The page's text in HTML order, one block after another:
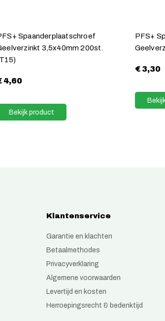
Spaanderplaatschroef
3,5x40mm 200st.
4,60
Bekijk product
PFS+
€3,30
Klantenservice
Garantie en klachten
Betaalmethodes
Privacyverklaring
Algemene voorwaarden
Levertijd en kosten
Herroepingsrecht & bedenktijd